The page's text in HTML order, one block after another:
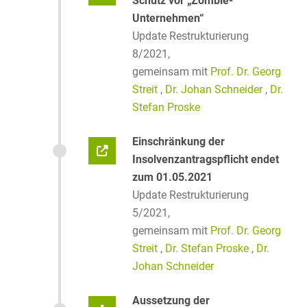
Unternehmen“
Update Restrukturierung
8/2021,
gemeinsam mit Prof. Dr. Georg
Streit , Dr. Johan Schneider , Dr.
Stefan Proske
Einschränkung der
Insolvenzantragspflicht endet
zum 01.05.2021
Update Restrukturierung
5/2021,
gemeinsam mit Prof. Dr. Georg
Streit , Dr. Stefan Proske , Dr.
Johan Schneider
Aussetzung der